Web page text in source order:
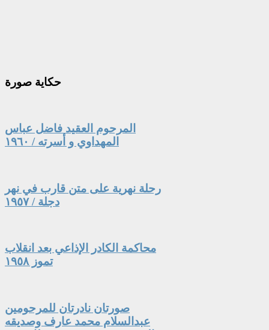
حكاية صورة
المرحوم العقيد فاضل عباس
المهداوي و أسرته / ١٩٦٠
رحلة نهرية على متن قارب في نهر
دجلة / ١٩٥٧
محاكمة الكادر الإذاعي بعد انقلاب
تموز ١٩٥٨
صورتان نادرتان للمرحومين
عبدالسلام محمد عارف وصديقه